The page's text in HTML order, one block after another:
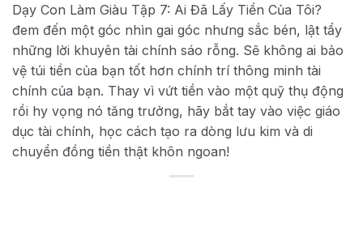
Dạy Con Làm Giàu Tập 7: Ai Đã Lấy Tiền Của Tôi?
đem đến một góc nhìn gai góc nhưng sắc bén, lật tẩy
những lời khuyên tài chính sáo rỗng. Sẽ không ai bảo
vệ túi tiền của bạn tốt hơn chính trí thông minh tài
chính của bạn. Thay vì vứt tiền vào một quỹ thụ động
rồi hy vọng nó tăng trưởng, hãy bắt tay vào việc giáo
dục tài chính, học cách tạo ra dòng lưu kim và di
chuyển đồng tiền thật khôn ngoan!